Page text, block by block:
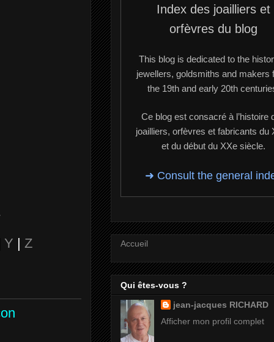
Y | Z
D
➡ Dali et Elsa Schiaparelli
➡ David Etienne & Edgar
Index des joailliers et
orfèvres du blog
This blog is dedicated to the
jewellers, goldsmiths and makers
the 19th and early 20th
Ce blog est consacré à l’histoire
joailliers, orfèvres et fabricants du
et du début du XXe siècle.
➜ Consult the general
Accueil
Qui êtes-vous ?
jean-jacques RICHARD
Afficher mon profil complet